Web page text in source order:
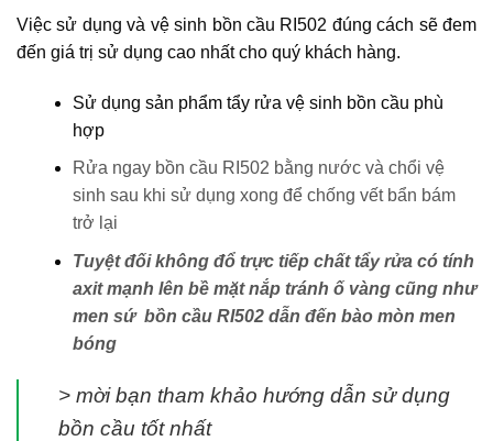
Việc sử dụng và vệ sinh bồn cầu RI502 đúng cách sẽ đem
đến giá trị sử dụng cao nhất cho quý khách hàng.
Sử dụng sản phẩm tẩy rửa vệ sinh bồn cầu phù
hợp
Rửa ngay bồn cầu RI502 bằng nước và chổi vệ
sinh sau khi sử dụng xong để chống vết bẩn bám
trở lại
Tuyệt đối không đổ trực tiếp chất tẩy rửa có tính
axit mạnh lên bề mặt nắp tránh ố vàng cũng như
men sứ bồn cầu RI502 dẫn đến bào mòn men
bóng
> mời bạn tham khảo hướng dẫn sử dụng
bồn cầu tốt nhất